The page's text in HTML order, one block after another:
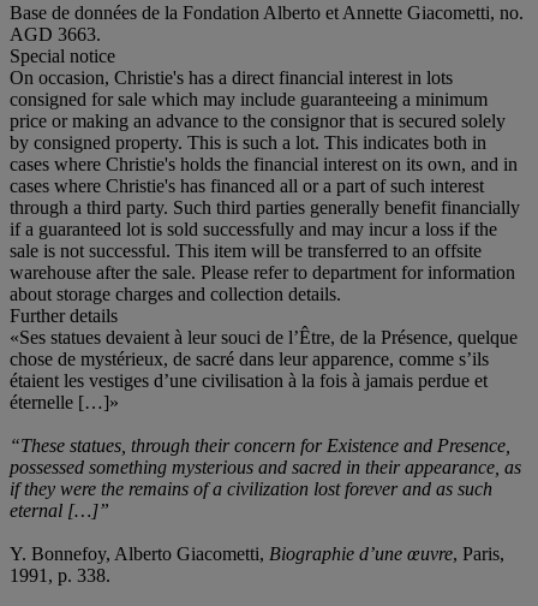
Base de données de la Fondation Alberto et Annette Giacometti, no.
AGD 3663.
Special notice
On occasion, Christie's has a direct financial interest in lots
consigned for sale which may include guaranteeing a minimum
price or making an advance to the consignor that is secured solely
by consigned property. This is such a lot. This indicates both in
cases where Christie's holds the financial interest on its own, and in
cases where Christie's has financed all or a part of such interest
through a third party. Such third parties generally benefit financially
if a guaranteed lot is sold successfully and may incur a loss if the
sale is not successful. This item will be transferred to an offsite
warehouse after the sale. Please refer to department for information
about storage charges and collection details.
Further details
«Ses statues devaient à leur souci de l’Être, de la Présence, quelque
chose de mystérieux, de sacré dans leur apparence, comme s’ils
étaient les vestiges d’une civilisation à la fois à jamais perdue et
éternelle […]»
“These statues, through their concern for Existence and Presence,
possessed something mysterious and sacred in their appearance, as
if they were the remains of a civilization lost forever and as such
eternal […]”
Y. Bonnefoy, Alberto Giacometti, Biographie d’une œuvre, Paris,
1991, p. 338.